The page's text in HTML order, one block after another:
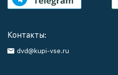
Контакты:
dvd@kupi-vse.ru